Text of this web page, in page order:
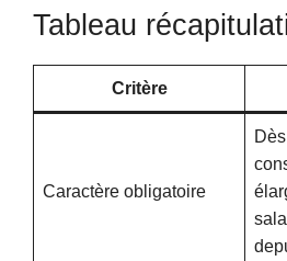
Tableau
Critère
Caractère obligatoire